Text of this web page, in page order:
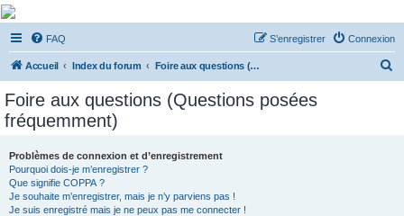
De Musicae Militari -
Forums
Forums de discussions
FAQ Connexion
S’enregistrer
Accueil Index du forum Foire aux questions (Questions posées fréquemment)
Foire aux questions (Questions posées
fréquemment)
Problèmes de connexion et d’enregistrement
Pourquoi dois-je m’enregistrer ?
Que signifie COPPA ?
Je souhaite m’enregistrer, mais je n’y parviens pas !
Je suis enregistré mais je ne peux pas me connecter !